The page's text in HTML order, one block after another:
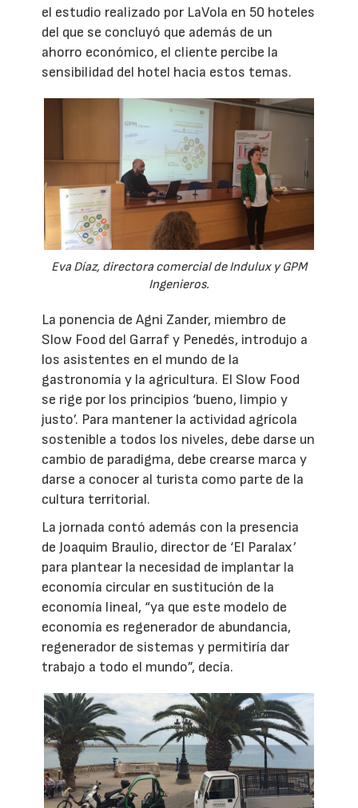
el estudio realizado por LaVola en 50 hoteles
del que se concluyó que además de un
ahorro económico, el cliente percibe la
sensibilidad del hotel hacia estos temas.
Eva Díaz, directora comercial de Indulux y GPM
Ingenieros.
La ponencia de Agni Zander, miembro de
Slow Food del Garraf y Penedés, introdujo a
los asistentes en el mundo de la
gastronomía y la agricultura. El Slow Food
se rige por los principios ‘bueno, limpio y
justo’. Para mantener la actividad agrícola
sostenible a todos los niveles, debe darse un
cambio de paradigma, debe crearse marca y
darse a conocer al turista como parte de la
cultura territorial.
La jornada contó además con la presencia
de Joaquim Braulio, director de ‘El Paralax’
para plantear la necesidad de implantar la
economía circular en sustitución de la
economía lineal, “ya que este modelo de
economía es regenerador de abundancia,
regenerador de sistemas y permitiría dar
trabajo a todo el mundo”, decía.